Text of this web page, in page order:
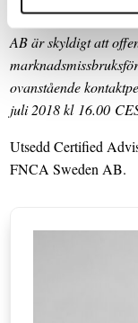
Denna information
AB är skyldigt att
ovanstående
juli 2018 kl 16.00
Utsedd Certified
FNCA Sweden AB.